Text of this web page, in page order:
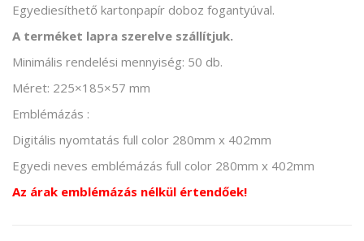
Egyediesíthető kartonpapír doboz fogantyúval.
A terméket lapra szerelve szállítjuk.
Minimális rendelési mennyiség: 50 db.
Méret: 225×185×57 mm
Emblémázás :
Digitális nyomtatás full color 280mm x 402mm
Egyedi neves emblémázás full color 280mm x 402mm
Az árak emblémázás nélkül értendőek!